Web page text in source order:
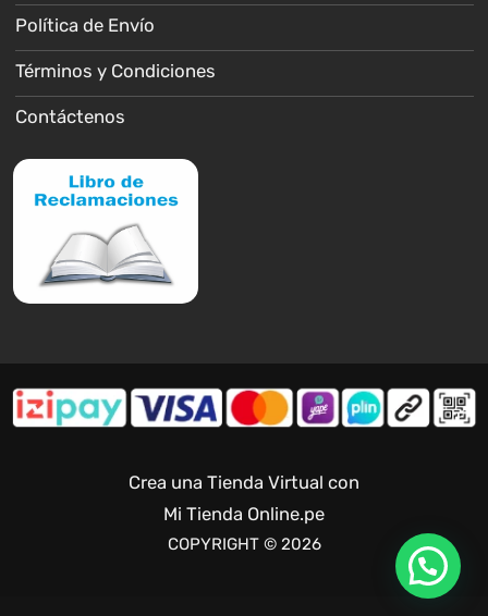
Política de Envío
Términos y Condiciones
Contáctenos
Crea una Tienda Virtual con
Mi Tienda Online.pe
COPYRIGHT © 2026